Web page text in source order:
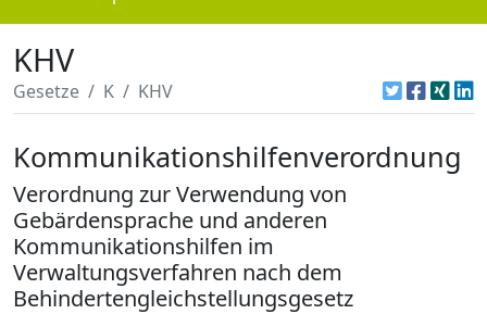
KHV
Gesetze K KHV
Kommunikationshilfenverordnung
Verordnung zur Verwendung von
Gebärdensprache und anderen
Kommunikationshilfen im
Verwaltungsverfahren nach dem
Behindertengleichstellungsgesetz